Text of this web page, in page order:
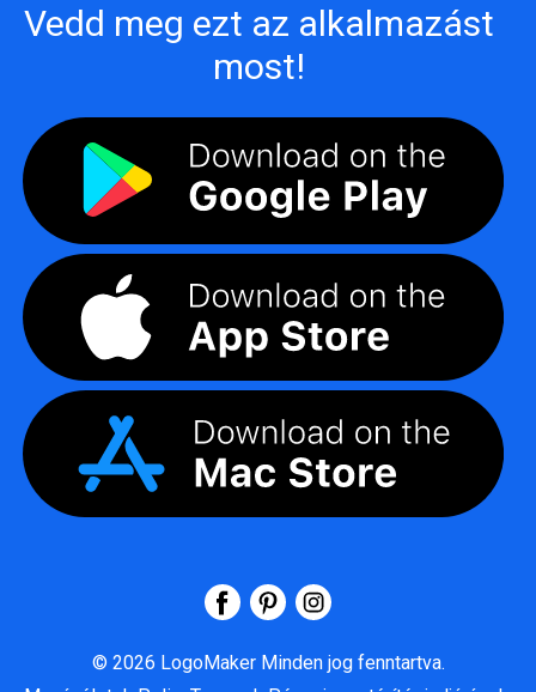
Vedd meg ezt az alkalmazást
most!
© 2026 LogoMaker Minden jog fenntartva.